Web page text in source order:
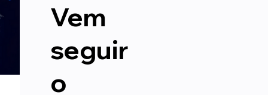
Vem
seguir
o